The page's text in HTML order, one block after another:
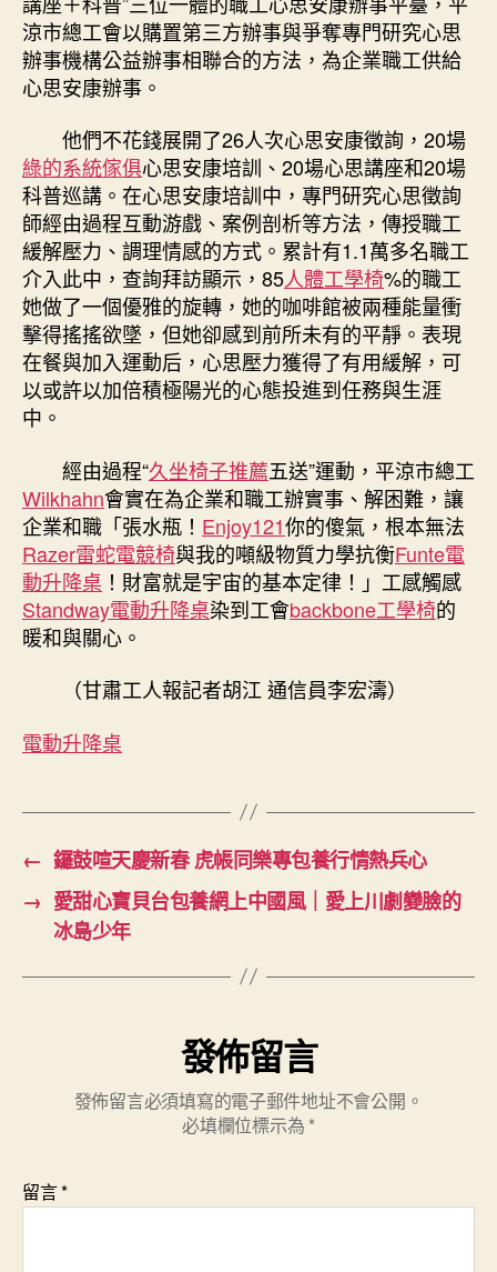
涼市總工會以購置第三方辦事與爭奪專門研究心思
辦事機構公益辦事相聯合的方法，為企業職工供給
心思安康辦事。
他們不花錢展開了26人次心思安康徵詢，20場
綠的系統傢俱心思安康培訓、20場心思講座和20場
科普巡講。在心思安康培訓中，專門研究心思徵詢
師經由過程互動游戲、案例剖析等方法，傳授職工
緩解壓力、調理情感的方式。累計有1.1萬多名職工
介入此中，查詢拜訪顯示，85人體工學椅%的職工
她做了一個優雅的旋轉，她的咖啡館被兩種能量衝
擊得搖搖欲墜，但她卻感到前所未有的平靜。表現
在餐與加入運動后，心思壓力獲得了有用緩解，可
以或許以加倍積極陽光的心態投進到任務與生涯
中。
經由過程“久坐椅子推薦五送”運動，平涼市總工
Wilkhahn會實在為企業和職工辦實事、解困難，讓
企業和職「張水瓶！ Enjoy121你的傻氣，根本無法
Razer雷蛇電競椅與我的噸級物質力學抗衡Funte電
動升降桌 ！財富就是宇宙的基本定律！」工感觸感
Standway電動升降桌染到工會backbone工學椅的
暖和與關心。
（甘肅工人報記者胡江 通信員李宏濤）
電動升降桌
← 鑼鼓喧天慶新春 虎帳同樂專包養行情熱兵心
→ 愛甜心寶貝台包養網上中國風｜愛上川劇變臉的
冰島少年
發佈留言
發佈留言必須填寫的電子郵件地址不會公開。
必填欄位標示為 *
留言*